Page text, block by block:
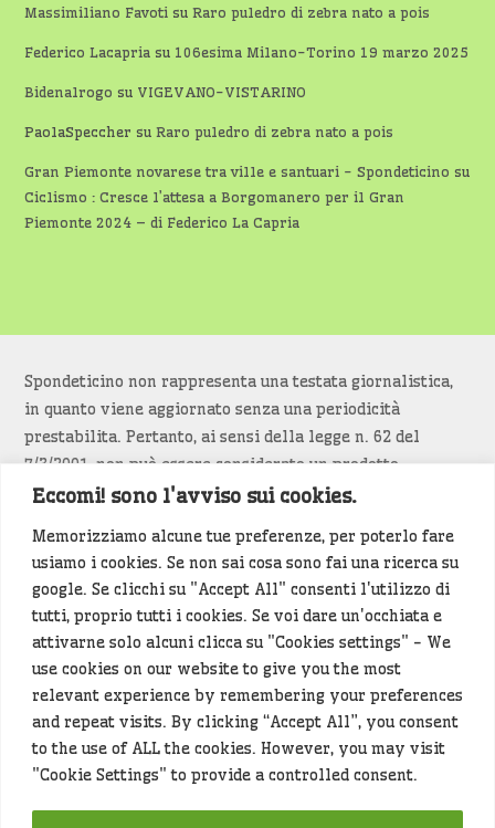
Eccomi! sono l'avviso sui cookies.
Memorizziamo alcune tue preferenze, per poterlo fare
usiamo i cookies. Se non sai cosa sono fai una ricerca su
google. Se clicchi su "Accept All" consenti l'utilizzo di
tutti, proprio tutti i cookies. Se voi dare un'occhiata e
attivarne solo alcuni clicca su "Cookies settings" - We
use cookies on our website to give you the most
relevant experience by remembering your preferences
and repeat visits. By clicking “Accept All”, you consent
to the use of ALL the cookies. However, you may visit
"Cookie Settings" to provide a controlled consent.
Massimiliano Favoti suRaro puledro di zebra nato a pois
Federico Lacapria su 106esima Milano-Torino 19 marzo 2025
Bidenalrogo su VIGEVANO-VISTARINO
PaolaSpeccher suRaro puledro di zebra nato a pois
Gran Piemonte novarese tra ville e santuari - Spondeticino su
Ciclismo : Cresce l’attesa a Borgomanero per il Gran
Piemonte 2024 – di Federico La Capria
Spondeticino non rappresenta una testata giornalistica,
in quanto viene aggiornato senza una periodicità
prestabilita. Pertanto, ai sensi della legge n. 62 del
7/3/2001, non può essere considerato un prodotto
editoriale.
Siamo attenti a non violare copyright e diritti
d’immagine. Se un contenuto è di tua proprietà e vuoi
richiederne la rimozionediccelo(<- clicca per inviarci un
messaggio).
Alcuni articoli sono generati in bozza rielaborando, con
l'intelligenza artificiale generativa, contenuti
provenienti da fonti istituzionali e altri siti di interesse
locale. Prima della pubblicazioni l'articolo viene
controllato dalla redazione.